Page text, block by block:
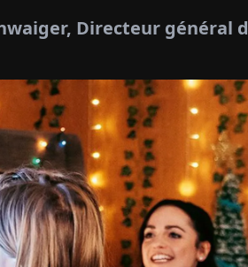
Directeur général